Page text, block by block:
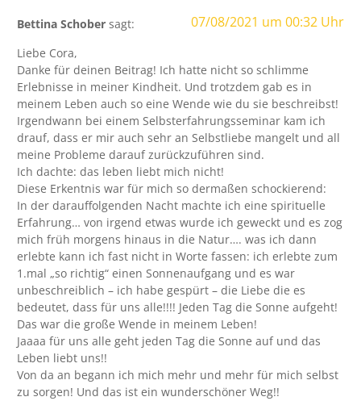
Bettina Schober sagt: 07/08/2021 um 00:32 Uhr
Liebe Cora,
Danke für deinen Beitrag! Ich hatte nicht so schlimme
Erlebnisse in meiner Kindheit. Und trotzdem gab es in
meinem Leben auch so eine Wende wie du sie beschreibst!
Irgendwann bei einem Selbsterfahrungsseminar kam ich
drauf, dass er mir auch sehr an Selbstliebe mangelt und all
meine Probleme darauf zurückzuführen sind.
Ich dachte: das leben liebt mich nicht!
Diese Erkentnis war für mich so dermaßen schockierend:
In der darauffolgenden Nacht machte ich eine spirituelle
Erfahrung… von irgend etwas wurde ich geweckt und es zog
mich früh morgens hinaus in die Natur…. was ich dann
erlebte kann ich fast nicht in Worte fassen: ich erlebte zum
1.mal „so richtig“ einen Sonnenaufgang und es war
unbeschreiblich – ich habe gespürt – die Liebe die es
bedeutet, dass für uns alle!!!! Jeden Tag die Sonne aufgeht!
Das war die große Wende in meinem Leben!
Jaaaa für uns alle geht jeden Tag die Sonne auf und das
Leben liebt uns!!
Von da an begann ich mich mehr und mehr für mich selbst
zu sorgen! Und das ist ein wunderschöner Weg!!